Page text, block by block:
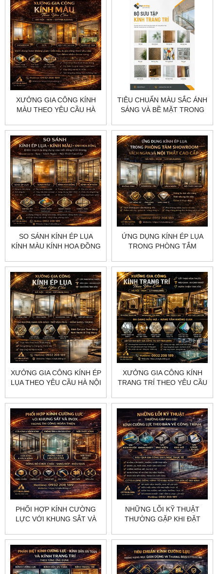
XƯỞNG GIA CÔNG KÍNH
MÀU THEO YÊU CẦU HÀ
TIÊU CHUẨN MÀU SẮC ÁNH
SÁNG VÀ BỀ MẶT TRONG
CITYBUILDING
SO SÁNH KÍNH ÉP LỤA
KÍNH MÀU KÍNH HOA ĐỒNG
TRÍ
ỨNG DỤNG KÍNH ÉP LỤA
TRONG PHÒNG TẮM
VÀ NỘI THẤT CAO CẤP
XƯỞNG GIA CÔNG KÍNH ÉP
LỤA THEO YÊU CẦU HÀ NỘI
XƯỞNG GIA CÔNG KÍNH
TRANG TRÍ THEO YÊU CẦU
PHỐI HỢP KÍNH CƯỜNG
LỰC VỚI KHUNG SẮT VÀ
HOÀN THIỆN
NHỮNG LỖI KỸ THUẬT
THƯỜNG GẶP KHI ĐẶT
BẢN VẼ CÔNG TRÌNH